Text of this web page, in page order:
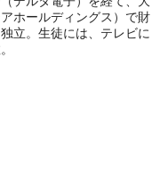
ホールディングス）で財
立。生徒には、テレビに